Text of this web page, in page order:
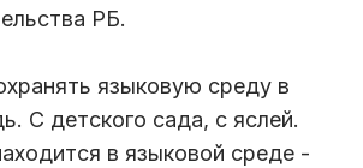
РБ.
языковую среду в
С детского сада, с яслей.
в языковой среде -